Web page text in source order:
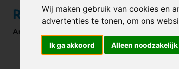
Wij maken gebruik van cookies en
advertenties te tonen, om ons
Ik ga akkoord Alleen noodzakelijk
RCS-gecertificeerde
Artikelnummer: